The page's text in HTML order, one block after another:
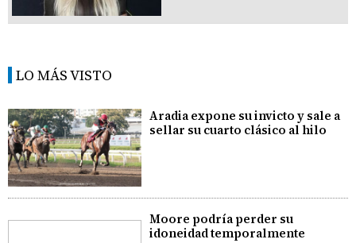
LO MÁS VISTO
Aradia expone su invicto y sale a
sellar su cuarto clásico al hilo
Moore podría perder su
idoneidad temporalmente